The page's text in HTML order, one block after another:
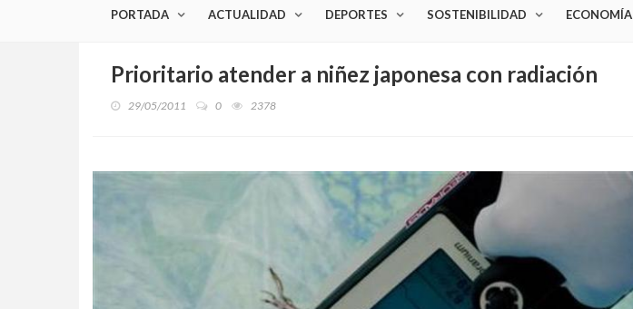
PORTADA ACTUALIDAD DEPORTES SOSTENIBILIDAD ECONOMÍA
Prioritario atender a niñez japonesa con radiación
29/05/2011 0 2378